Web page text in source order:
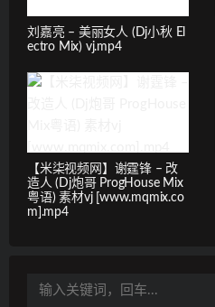
刘嘉亮 – 美丽女人 (Dj小秋 El
ectro Mix) vj.mp4
【米柒视频网】谢霆锋 – 改
造人 (Dj炮哥 ProgHouse Mix
粤语) 素材vj [www.mqmix.co
m].mp4